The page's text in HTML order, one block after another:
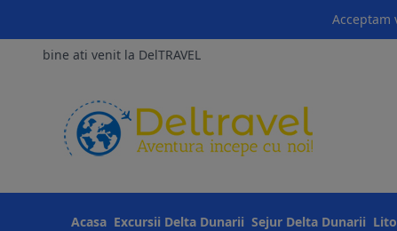
Acceptam
bine ati venit la DelTRAVEL
Acasa Excursii Delta Dunarii Sejur Delta Dunarii